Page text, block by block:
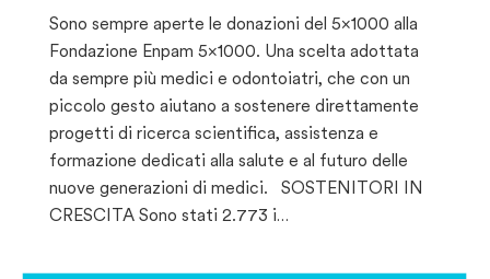
Sono sempre aperte le donazioni del 5×1000 alla
Fondazione Enpam 5×1000. Una scelta adottata
da sempre più medici e odontoiatri, che con un
piccolo gesto aiutano a sostenere direttamente
progetti di ricerca scientifica, assistenza e
formazione dedicati alla salute e al futuro delle
nuove generazioni di medici. SOSTENITORI IN
CRESCITA Sono stati 2.773 i…